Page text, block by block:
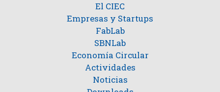
El CIEC
Empresas y Startups
FabLab
SBNLab
Economía Circular
Actividades
Noticias